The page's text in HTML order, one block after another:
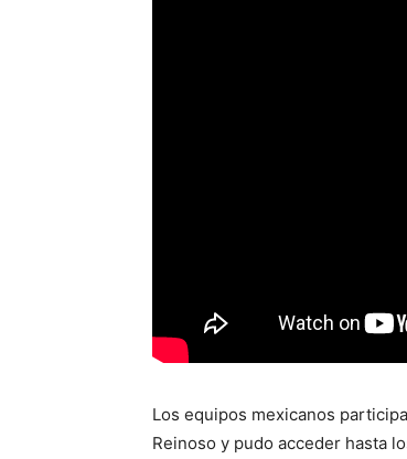
Los equipos mexicanos
Reinoso y pudo acceder hasta